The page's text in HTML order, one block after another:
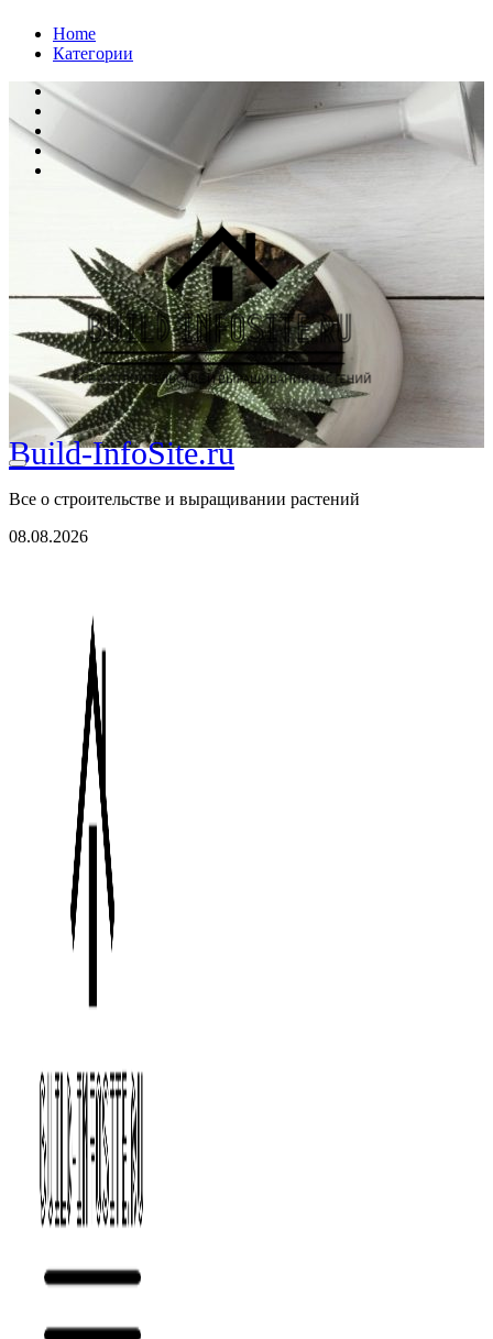
ПерейтиHome
Категории
Build-InfoSite.ru
Все о строительстве и выращивании растений
08.08.2026